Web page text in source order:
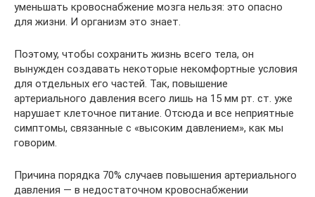
уменьшать кровоснабжение мозга нельзя: это опасно
для жизни. И организм это знает.
Поэтому, чтобы сохранить жизнь всего тела, он
вынужден создавать некоторые некомфортные условия
для отдельных его частей. Так, повышение
артериального давления всего лишь на 15 мм рт. ст. уже
нарушает клеточное питание. Отсюда и все неприятные
симптомы, связанные с «высоким давлением», как мы
говорим.
Причина порядка 70% случаев повышения артериального
давления — в недостаточном кровоснабжении